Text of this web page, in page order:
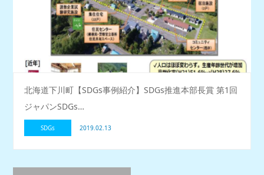
北海道下川町【SDGs事例紹介】SDGs推進本部長賞 第1回
ジャパンSDGs…
SDGs 2019.02.13